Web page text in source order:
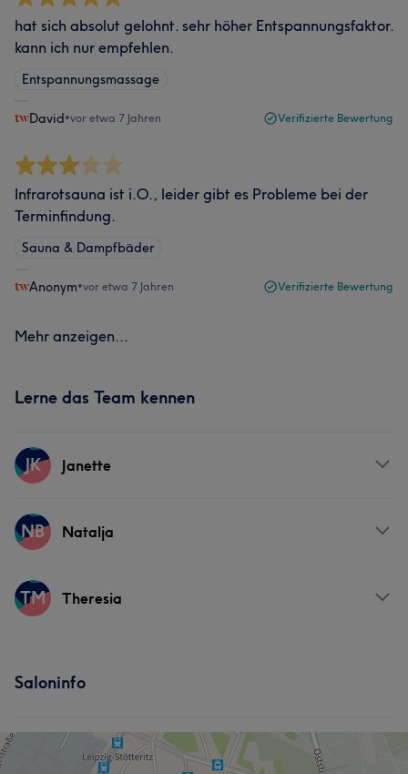
hat sich absolut gelohnt. sehr höher Entspannungsfaktor.
kann ich nur empfehlen.
Entspannungsmassage
David•vor etwa 7 Jahren Verifizierte Bewertung
Infrarotsauna ist i.O., leider gibt es Probleme bei der
Terminfindung.
Sauna & Dampfbäder
Anonym•vor etwa 7 Jahren Verifizierte Bewertung
Mehr anzeigen...
Lerne das Team kennen
JK Janette
Services
NB Natalja
Services
TM Theresia
Saloninfo